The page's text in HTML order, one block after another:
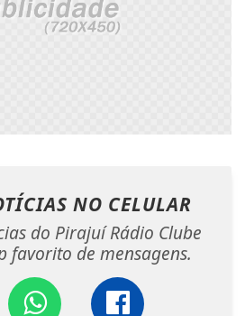
NO CELULAR
do Pirajuí Rádio Clube
favorito de mensagens.